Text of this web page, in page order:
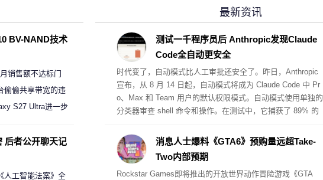
最新资讯
测试一千程序员后 Anthropic发现Claude
Code全自动更安全
时代变了，自动模式比人工审批还安全了。昨日，Anthropic
宣布，从 8 月 14 日起，自动模式将成为 Claude Code 中 Pr
o、Max 和 Team 用户的默认权限模式。自动模式使用单独的
分类器审查 shell 命令和操作。在测试中，它捕获了 89% 的
Agent 工具在基础设施层的防御机制已经相对成熟，足以让官
方有底气将 Auto 模式设为默认，以追求极致的开发效率。
消息人士爆料《GTA6》预购量远超Take-
Two内部预期
Rockstar Games即将推出的开放世界动作冒险游戏《GTA
BV-NAND技术
销售额不达标门
偷偷共享带宽的违
S27 Ultra进一步
后者公开聊天记
人工智能法案》全